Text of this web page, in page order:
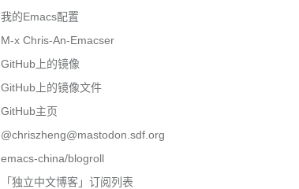
我的Emacs配置
M-x Chris-An-Emacser
GitHub上的镜像
GitHub上的镜像文件
GitHub主页
@chriszheng@mastodon.sdf.org
emacs-china/blogroll
「独立中文博客」订阅列表